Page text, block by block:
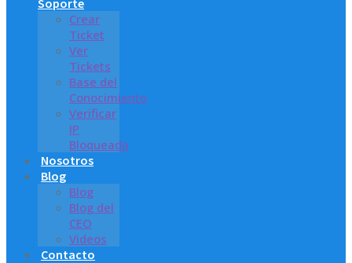
Crear
Ticket
Ver
Tickets
Base del
Conocimiento
Verificar
IP
Bloqueada
Nosotros
Blog
Blog
Blog del
CEO
Videos
Contacto